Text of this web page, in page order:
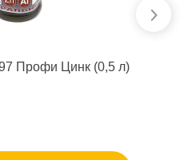
Профи Цинк (0,5 л)